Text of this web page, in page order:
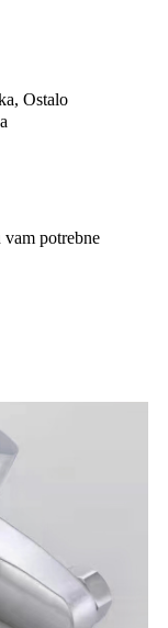
Ostalo
potrebne